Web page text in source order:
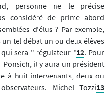
personne ne le précise
considéré de prime abord
d'élus ? Par exemple,
tel débat un ou deux élèves
sera " régulateur "12. Pour
Ponsich, il y aura un président
à huit intervenants, deux ou
Michel Tozzi13